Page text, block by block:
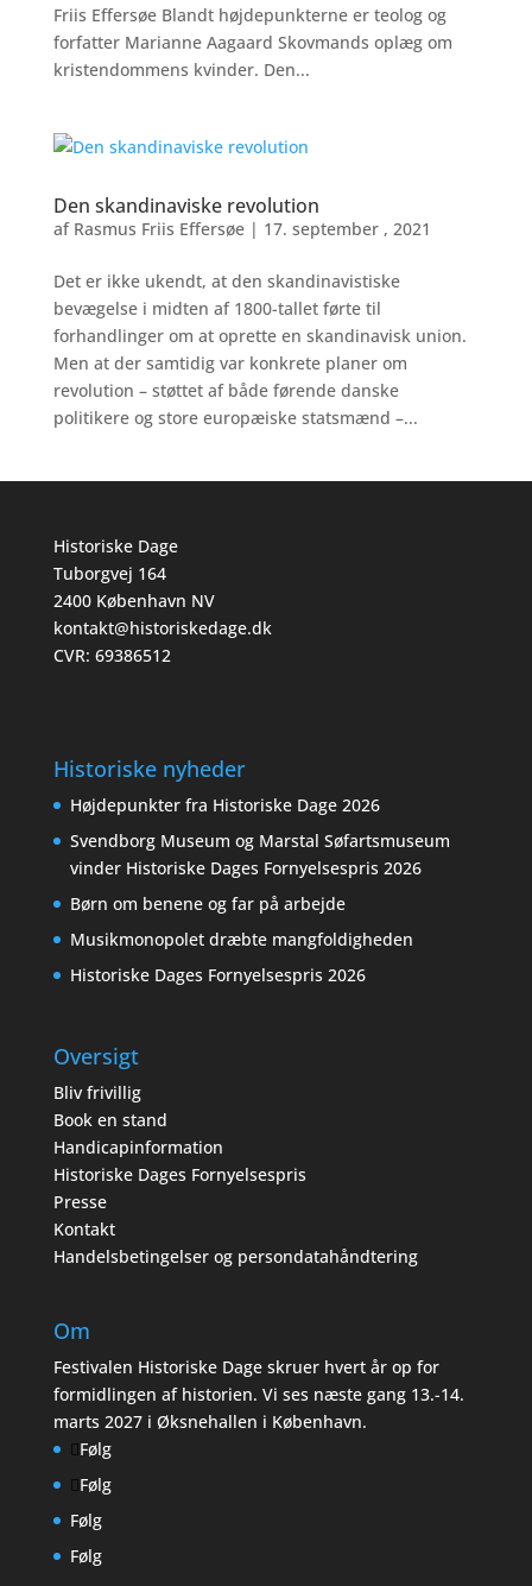
Friis Effersøe Blandt højdepunkterne er teolog og
forfatter Marianne Aagaard Skovmands oplæg om
kristendommens kvinder. Den...
Den skandinaviske revolution
af Rasmus Friis Effersøe| 17. september , 2021
Det er ikke ukendt, at den skandinavistiske
bevægelse i midten af 1800-tallet førte til
forhandlinger om at oprette en skandinavisk union.
Men at der samtidig var konkrete planer om
revolution – støttet af både førende danske
politikere og store europæiske statsmænd –...
Historiske Dage
Tuborgvej 164
2400 København NV
kontakt@historiskedage.dk
CVR: 69386512
Historiske nyheder
Højdepunkter fra Historiske Dage 2026
Svendborg Museum og Marstal Søfartsmuseum
vinder Historiske Dages Fornyelsespris 2026
Børn om benene og far på arbejde
Musikmonopolet dræbte mangfoldigheden
Historiske Dages Fornyelsespris 2026
Oversigt
Bliv frivillig
Book en stand
Handicapinformation
Historiske Dages Fornyelsespris
Presse
Kontakt
Handelsbetingelser og persondatahåndtering
Om
Festivalen Historiske Dage skruer hvert år op for
formidlingen af historien. Vi ses næste gang 13.-14.
marts 2027 i Øksnehallen i København.
Følg
Følg
Følg
Følg